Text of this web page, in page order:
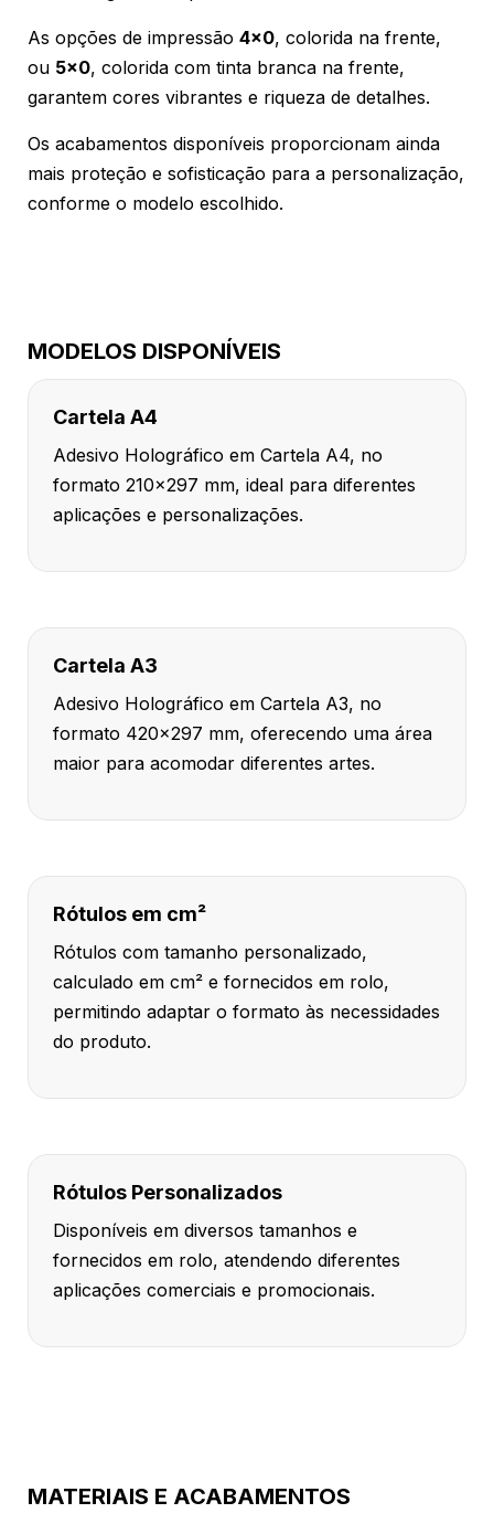
As opções de impressão 4x0, colorida na frente,
ou 5x0, colorida com tinta branca na frente,
garantem cores vibrantes e riqueza de detalhes.
Os acabamentos disponíveis proporcionam ainda
mais proteção e sofisticação para a personalização,
conforme o modelo escolhido.
MODELOS DISPONÍVEIS
Cartela A4
Adesivo Holográfico em Cartela A4, no
formato 210x297 mm, ideal para diferentes
aplicações e personalizações.
Cartela A3
Adesivo Holográfico em Cartela A3, no
formato 420x297 mm, oferecendo uma área
maior para acomodar diferentes artes.
Rótulos em cm²
Rótulos com tamanho personalizado,
calculado em cm² e fornecidos em rolo,
permitindo adaptar o formato às necessidades
do produto.
Rótulos Personalizados
Disponíveis em diversos tamanhos e
fornecidos em rolo, atendendo diferentes
aplicações comerciais e promocionais.
MATERIAIS E ACABAMENTOS